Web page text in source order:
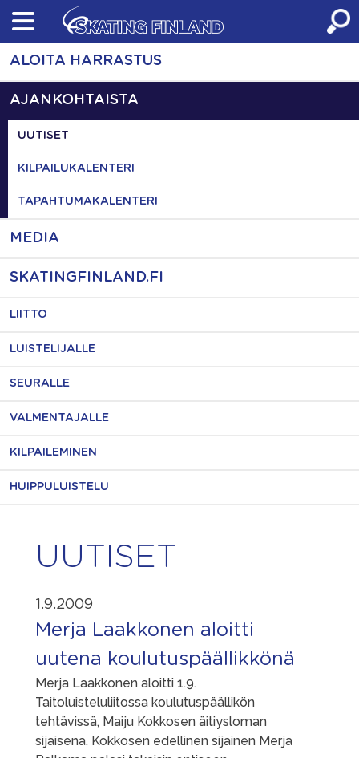
Skip
content
ALOITA HARRASTUS
AJANKOHTAISTA
UUTISET
KILPAILUKALENTERI
TAPAHTUMAKALENTERI
MEDIA
SKATINGFINLAND.FI
LIITTO
LUISTELIJALLE
SEURALLE
VALMENTAJALLE
KILPAILEMINEN
HUIPPULUISTELU
UUTISET
1.9.2009
Merja Laakkonen aloitti
uutena koulutuspäällikkönä
Merja Laakkonen aloitti 1.9.
Taitoluisteluliitossa koulutuspäällikön
tehtävissä, Maiju Kokkosen äitiysloman
sijaisena. Kokkosen edellinen sijainen Merja